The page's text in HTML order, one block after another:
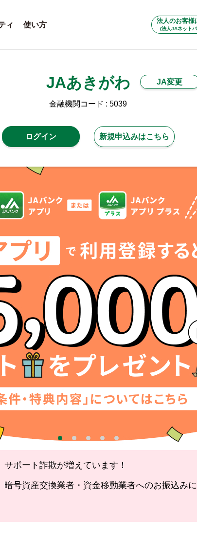
法人のお客様
(法人JAネット
ィ 使い方
JAあきがわ
金融機関コード : 5039
JA変更
ログイン 新規申込みはこちら
サポート詐欺が増えています！
暗号資産交換業者・資金移動業者へのお振込み